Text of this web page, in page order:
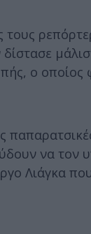
τους
ο οποίος
να τον
Λιάγκα